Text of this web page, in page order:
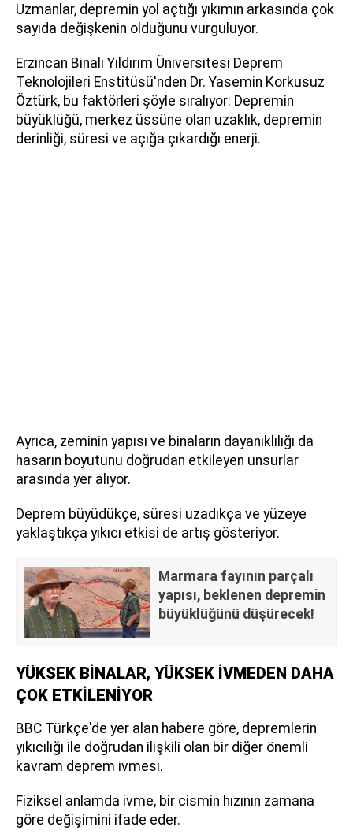
Uzmanlar, depremin yol açtığı yıkımın arkasında çok
sayıda değişkenin olduğunu vurguluyor.
Erzincan Binali Yıldırım Üniversitesi Deprem
Teknolojileri Enstitüsü'nden Dr. Yasemin Korkusuz
Öztürk, bu faktörleri şöyle sıralıyor: Depremin
büyüklüğü, merkez üssüne olan uzaklık, depremin
derinliği, süresi ve açığa çıkardığı enerji.
Ayrıca, zeminin yapısı ve binaların dayanıklılığı da
hasarın boyutunu doğrudan etkileyen unsurlar
arasında yer alıyor.
Deprem büyüdükçe, süresi uzadıkça ve yüzeye
yaklaştıkça yıkıcı etkisi de artış gösteriyor.
Marmara fayının parçalı
yapısı, beklenen depremin
büyüklüğünü düşürecek!
YÜKSEK BİNALAR, YÜKSEK İVMEDEN DAHA
ÇOK ETKİLENİYOR
BBC Türkçe'de yer alan habere göre, depremlerin
yıkıcılığı ile doğrudan ilişkili olan bir diğer önemli
kavram deprem ivmesi.
Fiziksel anlamda ivme, bir cismin hızının zamana
göre değişimini ifade eder.